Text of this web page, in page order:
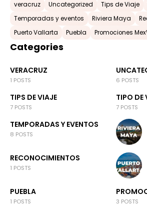
veracruz Uncategorized Tips de Viaje
Temporadas y eventos
Riviera Maya
Puerto Vallarta
Puebla Promociones
Categories
VERACRUZ
1 POSTS 6 POSTS
TIPS DE VIAJE
7 POSTS
TIPO DE
7 POSTS
TEMPORADAS Y EVENTOS
8 POSTS
RECONOCIMIENTOS
1 POSTS
PUEBLA
1 POSTS 3 POSTS